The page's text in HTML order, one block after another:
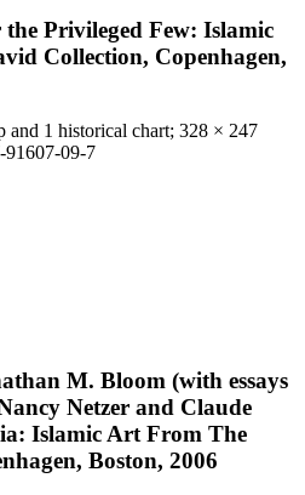
Privileged Few: Islamic
Collection, Copenhagen,
and 1 historical chart; 328 × 247
91607-09-7
M. Bloom (with essays
Netzer and Claude
Islamic Art From The
Boston, 2006